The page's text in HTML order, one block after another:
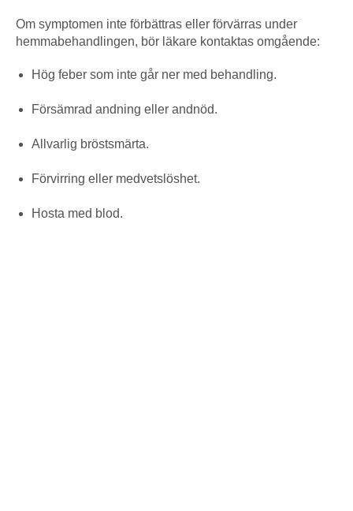
Om symptomen inte förbättras eller förvärras under
hemmabehandlingen, bör läkare kontaktas omgående:
Hög feber som inte går ner med behandling.
Försämrad andning eller andnöd.
Allvarlig bröstsmärta.
Förvirring eller medvetslöshet.
Hosta med blod.